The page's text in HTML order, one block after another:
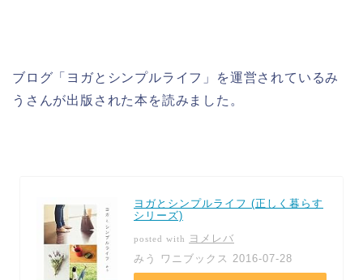
ブログ「ヨガとシンプルライフ」を運営されているみ
うさんが出版された本を読みました。
ヨガとシンプルライフ (正しく暮らす
シリーズ)
posted with
ヨメレバ
みう ワニブックス 2016-07-28